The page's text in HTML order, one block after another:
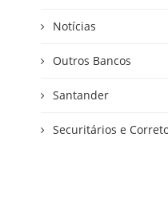
Notícias
Outros Bancos
Santander
Securitários e